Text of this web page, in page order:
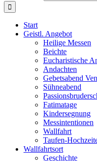
Start
Geistl. Angebot
Heilige Messen
Beichte
Eucharistische
Andachten
Gebetsabend
Sühneabend
Fatimatage
Kindersegnung
Messintentionen
Wallfahrt
Taufen-
Wallfahrtsort
Geschichte